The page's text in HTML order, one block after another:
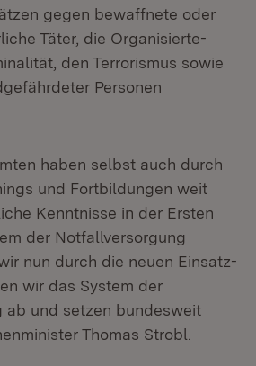
gegen bewaffnete oder
Täter, die Organisierte-
den Terrorismus sowie
Personen
haben selbst auch durch
und Fortbildungen weit
Kenntnisse in der Ersten
der Notfallversorgung
nun durch die neuen Einsatz-
wir das System der
ab und setzen bundesweit
Thomas Strobl.